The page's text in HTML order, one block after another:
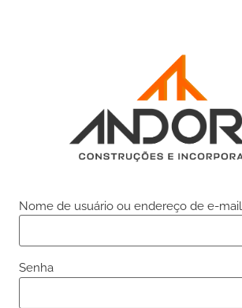
Nome de usuário ou endereço de e-mail
Senha